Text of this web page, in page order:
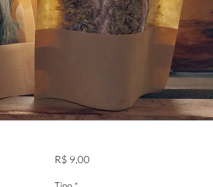
R$ 9,00Preço